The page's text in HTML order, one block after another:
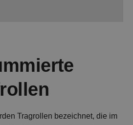
Tragrollen bezeichnet, die im